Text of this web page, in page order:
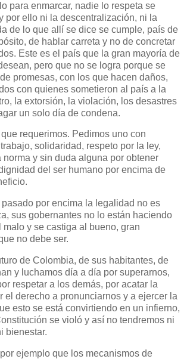
para enmarcar, nadie lo respeta se
por ello ni la descentralización, ni la
de lo que allí se dice se cumple, país de
de hablar carreta y no de concretar
Este es el país que la gran mayoría de
pero que no se logra porque se
promesas, con los que hacen daños,
con quienes sometieron al país a la
la extorsión, la violación, los desastres
un solo día de condena.
requerimos. Pedimos uno con
solidaridad, respeto por la ley,
norma y sin duda alguna por obtener
del ser humano por encima de
por encima la legalidad no es
sus gobernantes no lo están haciendo
malo y se castiga al bueno, gran
no debe ser.
de Colombia, de sus habitantes, de
y luchamos día a día por superarnos,
respetar a los demás, por acatar la
el derecho a pronunciarnos y a ejercer la
esto se está convirtiendo en un infierno,
se violó y así no tendremos ni
bienestar.
ejemplo que los mecanismos de